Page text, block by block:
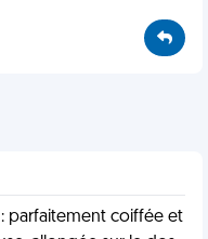
parfaitement coiffée et